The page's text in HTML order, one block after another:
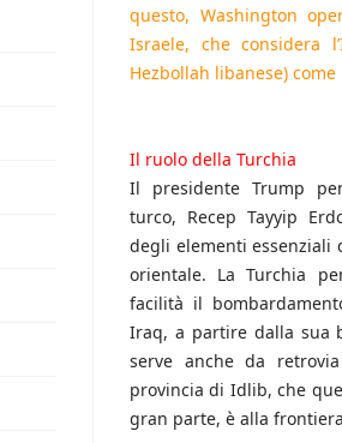
questo, Washington
Israele, che considera
Hezbollah libanese)
Il ruolo della Turchia
Il presidente Trump
turco, Recep Tayyip
degli elementi essenziali
orientale. La Turchia
facilità il
Iraq, a partire dalla sua
serve anche da
provincia di Idlib, che
gran parte, è alla